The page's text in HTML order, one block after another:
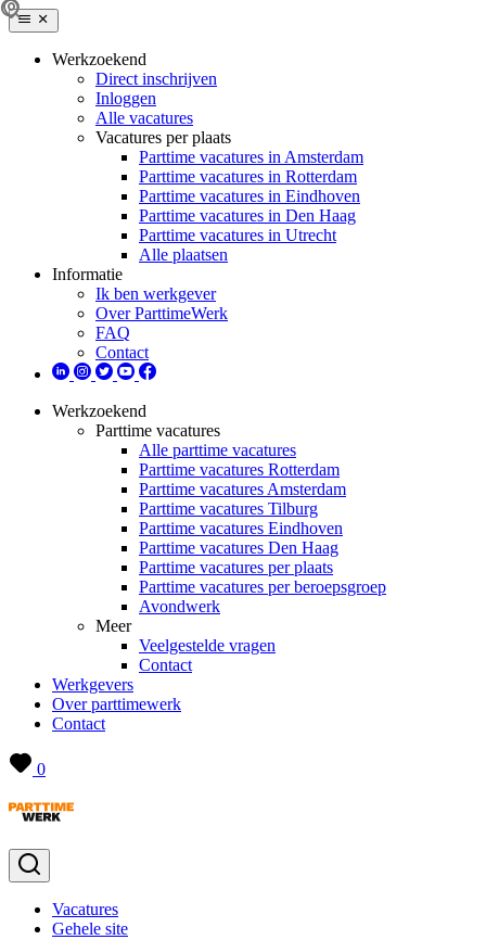
Werkzoekend
Direct inschrijven
Inloggen
Alle vacatures
Vacatures per plaats
Parttime vacatures in Amsterdam
Parttime vacatures in Rotterdam
Parttime vacatures in Eindhoven
Parttime vacatures in Den Haag
Parttime vacatures in Utrecht
Alle plaatsen
Informatie
Ik ben werkgever
Over ParttimeWerk
FAQ
Contact
Werkzoekend
Parttime vacatures
Alle parttime vacatures
Parttime vacatures Rotterdam
Parttime vacatures Amsterdam
Parttime vacatures Tilburg
Parttime vacatures Eindhoven
Parttime vacatures Den Haag
Parttime vacatures per plaats
Parttime vacatures per beroepsgroep
Avondwerk
Meer
Veelgestelde vragen
Contact
Werkgevers
Over parttimewerk
Contact
0
Vacatures
Gehele site